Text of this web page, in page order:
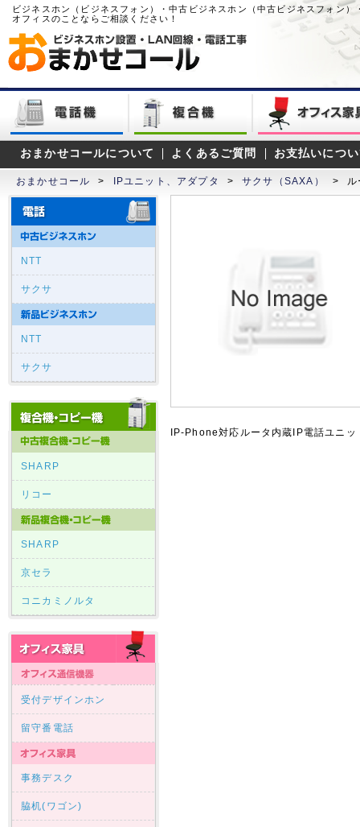
ビジネスホン（ビジネスフォン）・中古ビジネスホン（中古ビジネスフォン
オフィスのことならご相談ください！
おまかせコールについて よくあるご質問 お支払いにつ
おまかせコール > IPユニット、アダプタ > サクサ（SAXA） >
NTT
サクサ
NTT
サクサ
SHARP
リコー
SHARP
京セラ
コニカミノルタ
受付デザインホン
留守番電話
事務デスク
脇机(ワゴン)
IP-Phone対応ルータ内蔵IP電話ユニッ